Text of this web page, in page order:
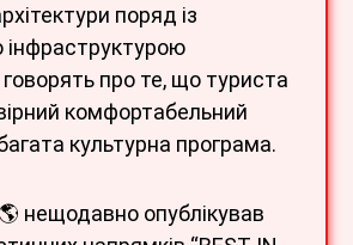
поряд із
про те, що туриста
комфортабельний
культурна програма.
нещодавно опублікував